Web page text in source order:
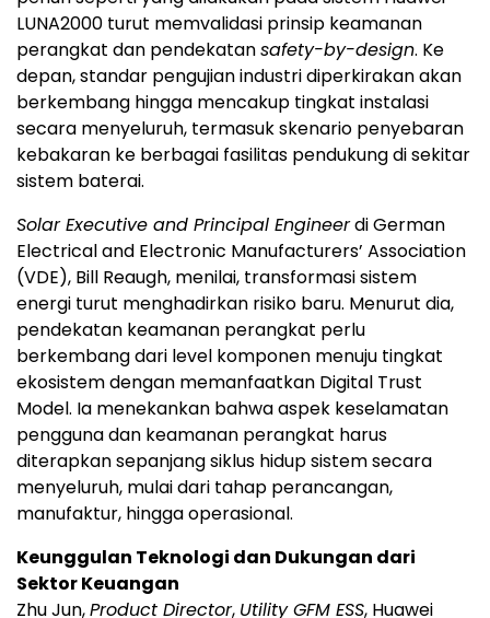
LUNA2000 turut memvalidasi prinsip keamanan
perangkat dan pendekatansafety-by-design. Ke
depan, standar pengujian industri diperkirakan akan
berkembang hingga mencakup tingkat instalasi
secara menyeluruh, termasuk skenario penyebaran
kebakaran ke berbagai fasilitas pendukung di sekitar
sistem baterai.
Solar Executive and Principal Engineerdi German
Electrical and Electronic Manufacturers’ Association
(VDE), Bill Reaugh, menilai, transformasi sistem
energi turut menghadirkan risiko baru. Menurut dia,
pendekatan keamanan perangkat perlu
berkembang dari level komponen menuju tingkat
ekosistem dengan memanfaatkan Digital Trust
Model. Ia menekankan bahwa aspek keselamatan
pengguna dan keamanan perangkat harus
diterapkan sepanjang siklus hidup sistem secara
menyeluruh, mulai dari tahap perancangan,
manufaktur, hingga operasional.
Keunggulan Teknologi dan Dukungan dari
Sektor Keuangan
Zhu Jun,Product Director, Utility GFM ESS, Huawei